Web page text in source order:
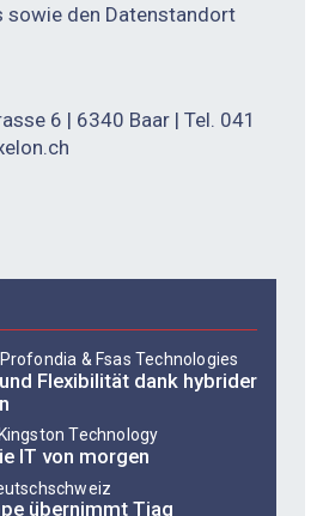
sowie den Datenstandort
6 | 6340 Baar | Tel. 041
& Fsas Technologies
Flexibilität dank ­hybrider
Technology
IT von morgen
übernimmt Tiag